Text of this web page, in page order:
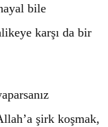
bile
karşı da bir
şirk koşmak,